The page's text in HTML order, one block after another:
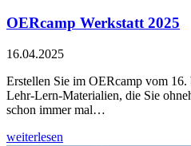
OERcamp Werkstatt 2025
16.04.2025
Erstellen Sie im OERcamp vom
Lehr-Lern-Materialien, die Sie
schon immer mal…
weiterlesen